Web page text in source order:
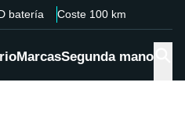
batería Coste 100 km
MarcasSegunda mano